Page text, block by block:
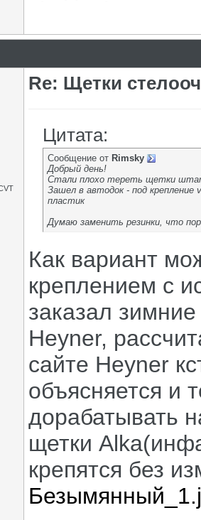
Re: Щетки
Цитата:
Сообщение от Rimsky
Добрый день!
Стали плохо тереть щетки
Зашел в автодок - под
пластик
Думаю заменить резинки, что
Как вариант
креплением с
заказал
Heyner,
сайте Heyner
объясняется и
дорабатывать
щетки
крепятся без